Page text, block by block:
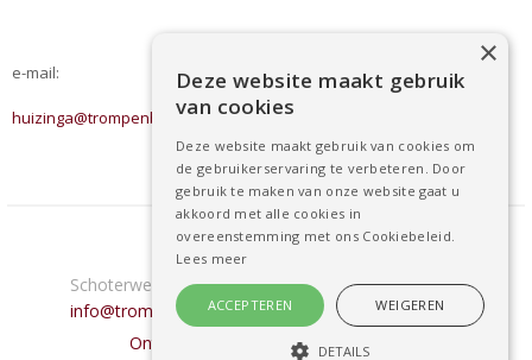
e-mail:
huizinga@trompenburgadvocaten.nl
Trompenburg Advocaten
Schoterweg 12 • 2021 HM Haarlem •0235255959•
info@trompenburgadvocaten.nl
- Privacy verklaring
Ontwikkeld door: Best4u Group B.V.
Deze website maakt gebruik
van cookies
Deze website maakt gebruik van cookies om
de gebruikerservaring te verbeteren. Door
gebruik te maken van onze website gaat u
akkoord met alle cookies in
overeenstemming met ons Cookiebeleid.
Lees meer
ACCEPTEREN WEIGEREN
DETAILS
×